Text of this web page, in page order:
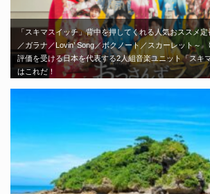
「スキマスイッチ」背中を押してくれる人気おススメ
／ガラナ／Lovin’ Song／ボクノート／スカーレット～
評価を受ける日本を代表する2人組音楽ユニット「スキ
はこれだ！